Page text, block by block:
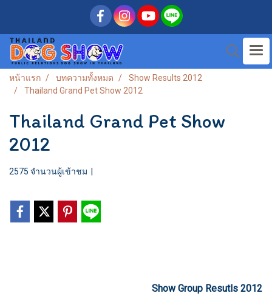
หน้าแรก บทความทั้งหมด
Show Results 2012
Thailand Grand Pet Show 2012
Thailand Grand Pet Show
2012
2575 จำนวนผู้เข้าชม
Show Group Resutls 2012